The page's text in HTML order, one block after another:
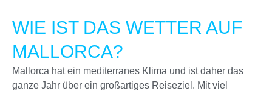
WIE IST DAS WETTER AUF
MALLORCA?
Mallorca hat ein mediterranes Klima und ist daher das
ganze Jahr über ein großartiges Reiseziel. Mit viel